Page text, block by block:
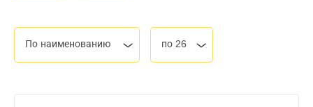
По наименованию по 26